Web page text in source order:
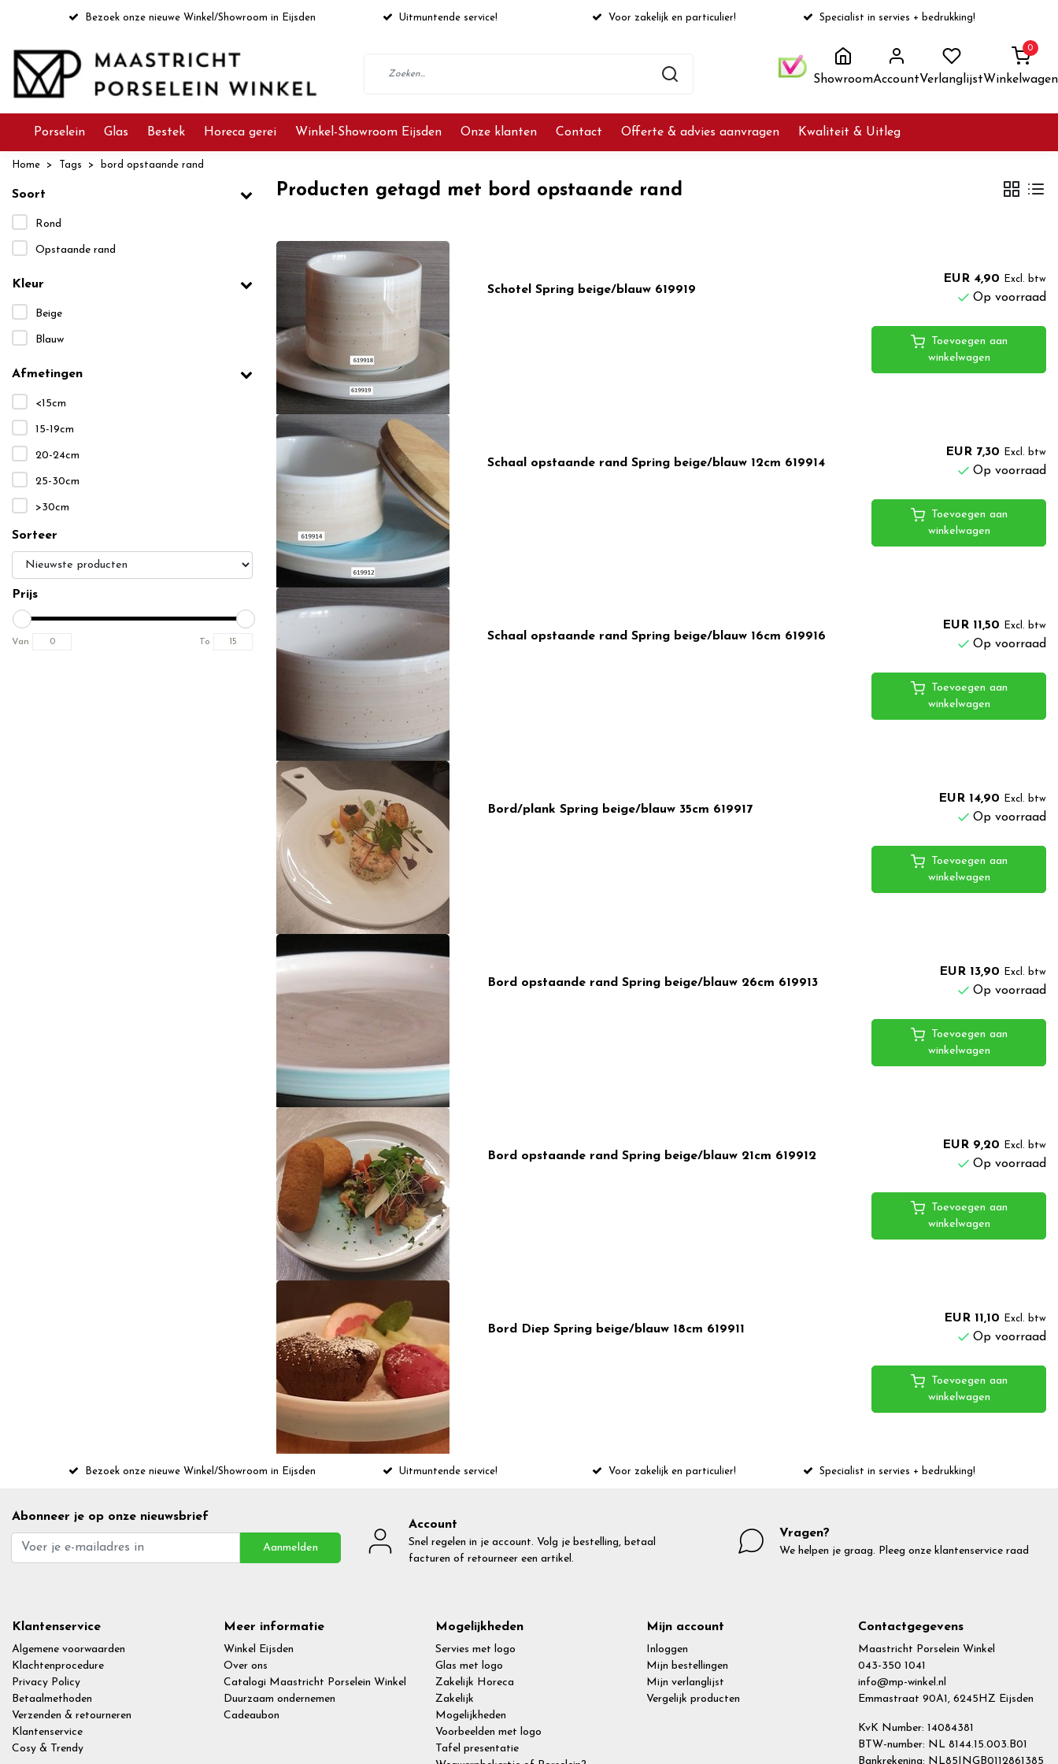
Bezoek onze nieuwe Winkel/Showroom in Eijsden Uitmuntende service! Voor zakelijk en particulier! Specialist in servies + bedrukking!
ShowroomAccountVerlanglijst
0
Winkelwagen
Porselein Glas Bestek Horeca gerei Winkel-Showroom Eijsden Onze klanten Contact Offerte & advies aanvragen Kwaliteit & Uitleg
Home Tags bord opstaande rand
Soort
Rond
Opstaande rand
Kleur
Beige
Blauw
Afmetingen
<15cm
15-19cm
20-24cm
25-30cm
>30cm
Sorteer
Prijs
Van To
Producten getagd met bord opstaande rand
Schotel Spring beige/blauw 619919
EUR 4,90 Excl. btw
Op voorraad
Toevoegen aan
winkelwagen
Schaal opstaande rand Spring beige/blauw 12cm 619914
EUR 7,30 Excl. btw
Op voorraad
Toevoegen aan
winkelwagen
Schaal opstaande rand Spring beige/blauw 16cm 619916
EUR 11,50 Excl. btw
Op voorraad
Toevoegen aan
winkelwagen
Bord/plank Spring beige/blauw 35cm 619917
EUR 14,90 Excl. btw
Op voorraad
Toevoegen aan
winkelwagen
Bord opstaande rand Spring beige/blauw 26cm 619913
EUR 13,90 Excl. btw
Op voorraad
Toevoegen aan
winkelwagen
Bord opstaande rand Spring beige/blauw 21cm 619912
EUR 9,20 Excl. btw
Op voorraad
Toevoegen aan
winkelwagen
Bord Diep Spring beige/blauw 18cm 619911
EUR 11,10 Excl. btw
Op voorraad
Toevoegen aan
winkelwagen
Bezoek onze nieuwe Winkel/Showroom in Eijsden Uitmuntende service! Voor zakelijk en particulier! Specialist in servies + bedrukking!
Abonneer je op onze nieuwsbrief
Aanmelden
Account
Snel regelen in je account. Volg je bestelling, betaal
facturen of retourneer een artikel.
Vragen?
We helpen je graag. Pleeg onze klantenservice raad
Klantenservice
Algemene voorwaarden
Klachtenprocedure
Privacy Policy
Betaalmethoden
Verzenden & retourneren
Klantenservice
Cosy & Trendy
Meer informatie
Winkel Eijsden
Over ons
Catalogi Maastricht Porselein Winkel
Duurzaam ondernemen
Cadeaubon
Mogelijkheden
Servies met logo
Glas met logo
Zakelijk Horeca
Zakelijk
Mogelijkheden
Voorbeelden met logo
Tafel presentatie
Mijn account
Inloggen
Mijn bestellingen
Mijn verlanglijst
Vergelijk producten
Contactgegevens
Maastricht Porselein Winkel
043-350 1041
info@mp-winkel.nl
Emmastraat 90A1, 6245HZ Eijsden
KvK Number: 14084381
BTW-number: NL 8144.15.003.B01
Bankrekening: NL85INGB0112861385